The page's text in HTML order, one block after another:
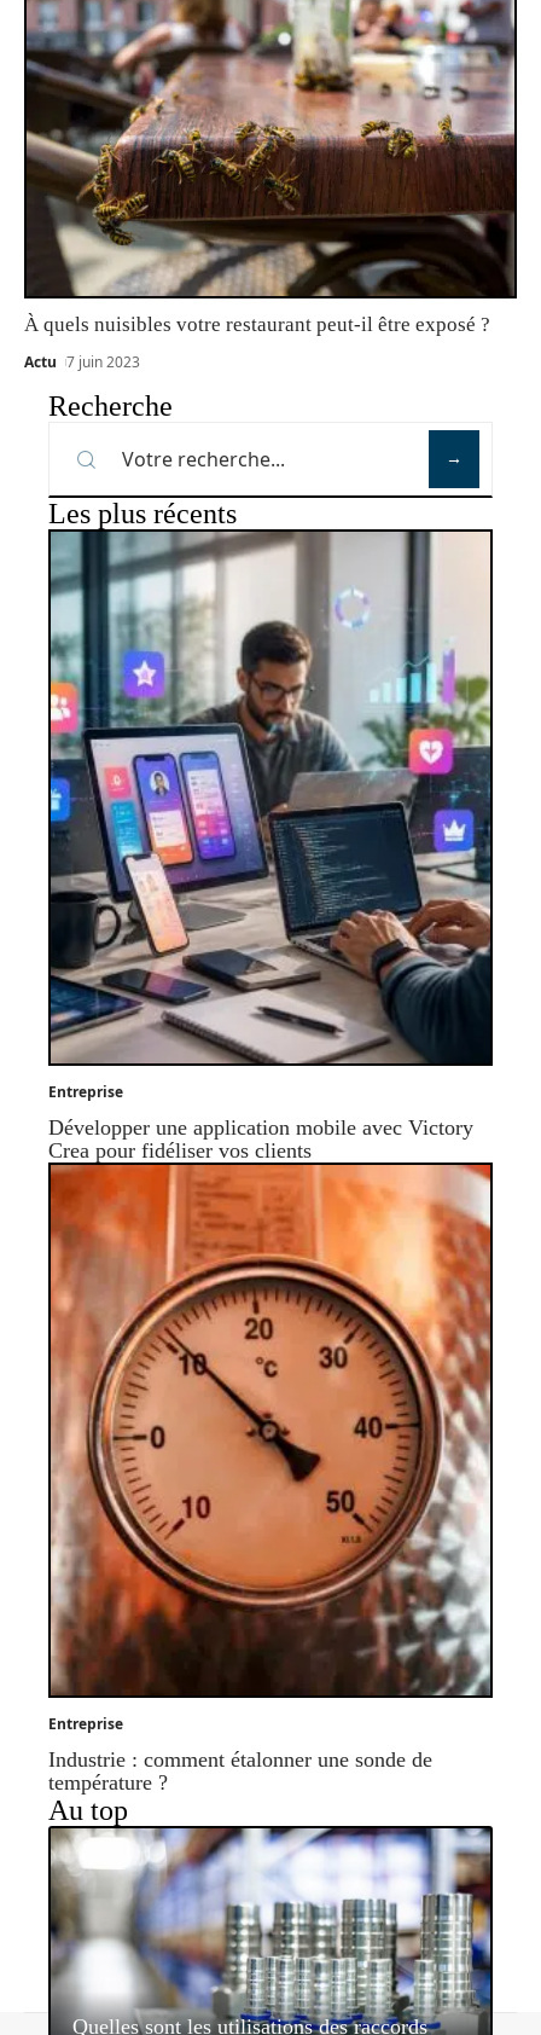
À quels nuisibles votre restaurant peut-il être exposé ?
Actu 7 juin 2023
Recherche
Les plus récents
Entreprise
Développer une application mobile avec Victory
Crea pour fidéliser vos clients
Entreprise
Industrie : comment étalonner une sonde de
température ?
Au top
Quelles sont les utilisations des raccords